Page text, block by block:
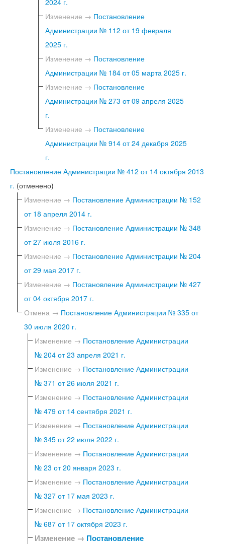
Изменение → Постановление
Администрации № 112 от 19 февраля
2025 г.
Изменение → Постановление
Администрации № 184 от 05 марта 2025 г.
Изменение → Постановление
Администрации № 273 от 09 апреля 2025
г.
Изменение → Постановление
Администрации № 914 от 24 декабря 2025
г.
Постановление Администрации № 412 от 14 октября 2013
г. (отменено)
Изменение → Постановление Администрации № 152
от 18 апреля 2014 г.
Изменение → Постановление Администрации № 348
от 27 июля 2016 г.
Изменение → Постановление Администрации № 204
от 29 мая 2017 г.
Изменение → Постановление Администрации № 427
от 04 октября 2017 г.
Отмена → Постановление Администрации № 335 от
30 июля 2020 г.
Изменение → Постановление Администрации
№ 204 от 23 апреля 2021 г.
Изменение → Постановление Администрации
№ 371 от 26 июля 2021 г.
Изменение → Постановление Администрации
№ 479 от 14 сентября 2021 г.
Изменение → Постановление Администрации
№ 345 от 22 июля 2022 г.
Изменение → Постановление Администрации
№ 23 от 20 января 2023 г.
Изменение → Постановление Администрации
№ 327 от 17 мая 2023 г.
Изменение → Постановление Администрации
№ 687 от 17 октября 2023 г.
Изменение → Постановление